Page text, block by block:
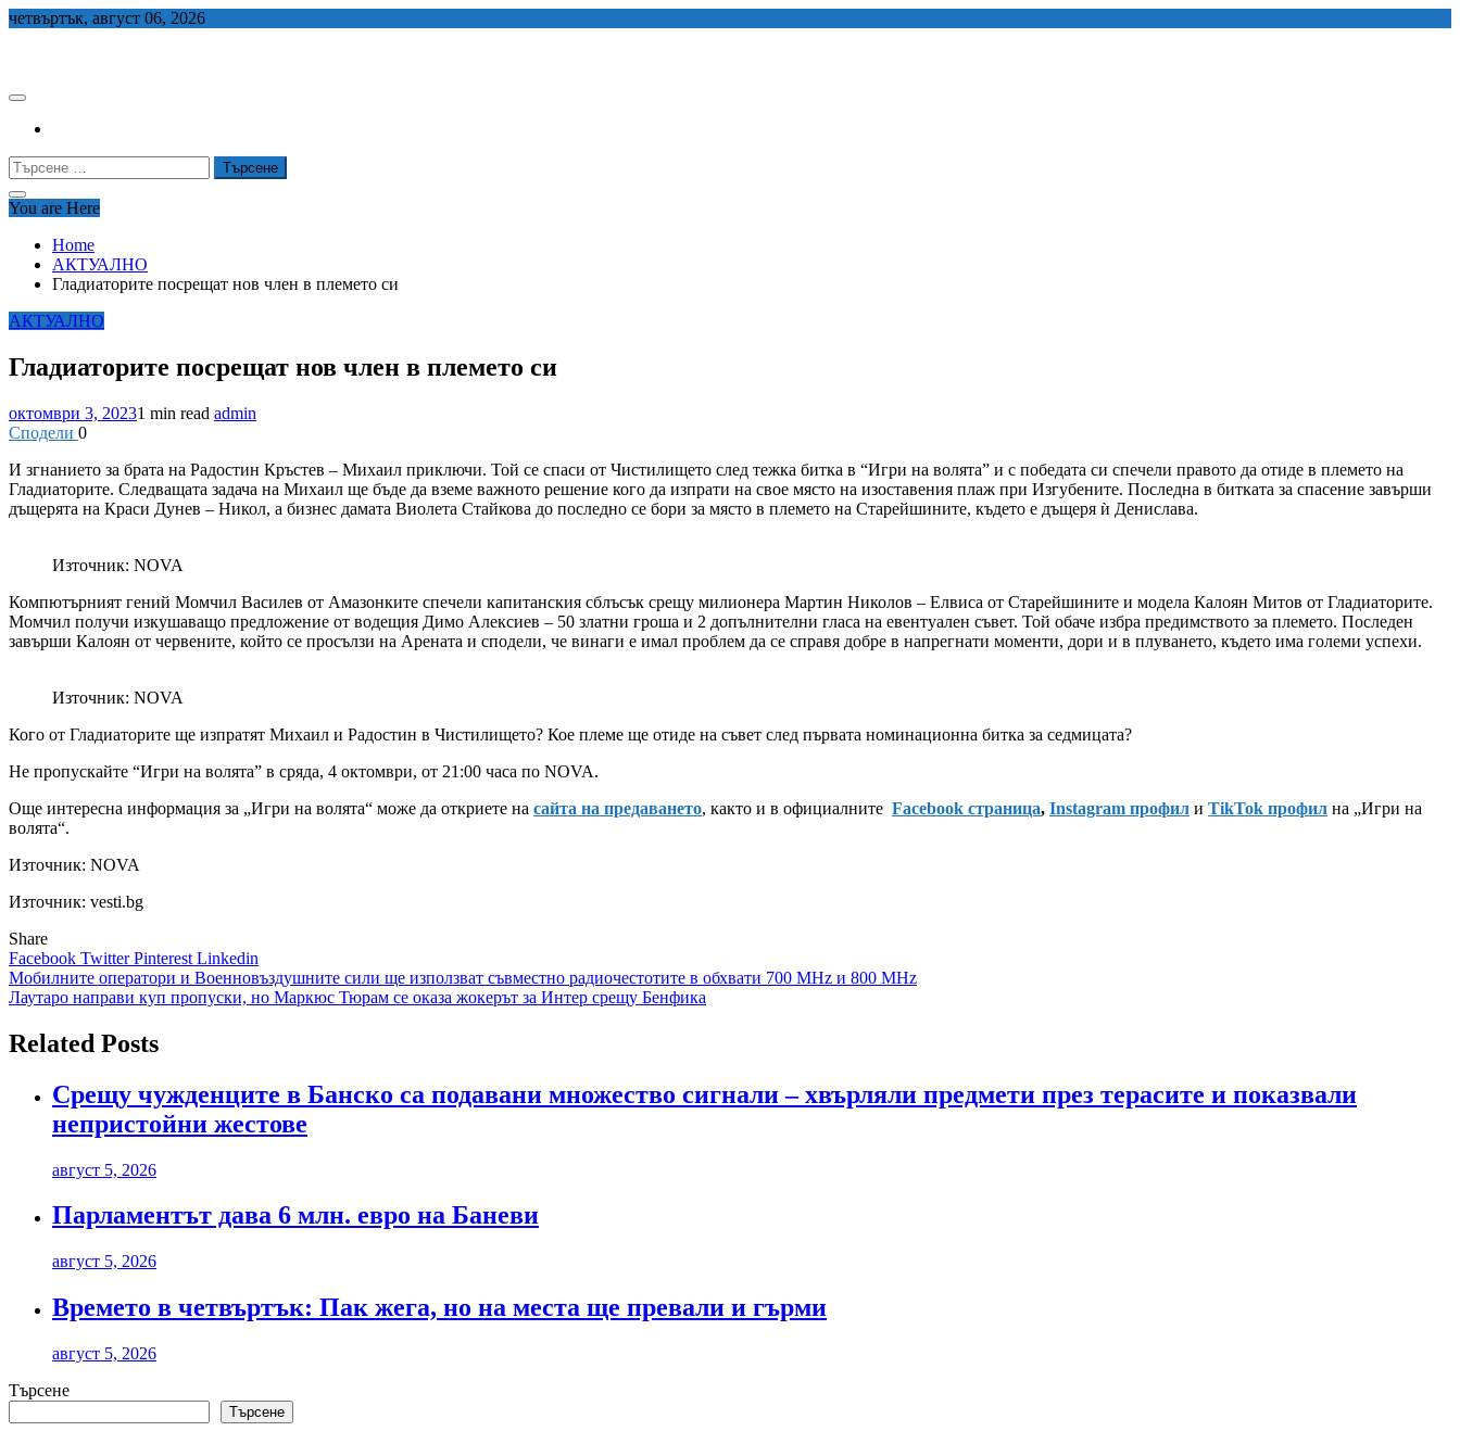
Skip
четвъртък, август 06, 2026
Търсене
за:
You are Here
Home
АКТУАЛНО
Гладиаторите посрещат нов член в племето си
АКТУАЛНО
Гладиаторите посрещат нов член в племето си
октомври 3, 20231 min read admin
Сподели 0
И згнанието за брата на Радостин Кръстев – Михаил приключи. Той се спаси от Чистилището след тежка битка в “Игри на волята” и с победата си спечели правото да отиде в племето на
Гладиаторите. Следващата задача на Михаил ще бъде да вземе важното решение кого да изпрати на свое място на изоставения плаж при Изгубените. Последна в битката за спасение завърши
дъщерята на Краси Дунев – Никол, а бизнес дамата Виолета Стайкова до последно се бори за място в племето на Старейшините, където е дъщеря ѝ Денислава.
Източник: NOVA
Компютърният гений Момчил Василев от Амазонките спечели капитанския сблъсък срещу милионера Мартин Николов – Елвиса от Старейшините и модела Калоян Митов от Гладиаторите.
Момчил получи изкушаващо предложение от водещия Димо Алексиев – 50 златни гроша и 2 допълнителни гласа на евентуален съвет. Той обаче избра предимството за племето. Последен
завърши Калоян от червените, който се просълзи на Арената и сподели, че винаги е имал проблем да се справя добре в напрегнати моменти, дори и в плуването, където има големи успехи.
Източник: NOVA
Кого от Гладиаторите ще изпратят Михаил и Радостин в Чистилището? Кое племе ще отиде на съвет след първата номинационна битка за седмицата?
Не пропускайте “Игри на волята” в сряда, 4 октомври, от 21:00 часа по NOVA.
Още интересна информация за „Игри на волята“ може да откриете на сайта на предаването, както и в официалните Facebook страница, Instagram профил и TikTok профил на „Игри на
волята“.
Източник: NOVA
Източник: vesti.bg
Share
Facebook TwitterPinterest Linkedin
Навигация
Мобилните оператори и Военновъздушните сили ще използват съвместно радиочестотите в обхвати 700 МНz и 800 MHz
Лаутаро направи куп пропуски, но Маркюс Тюрам се оказа жокерът за Интер срещу Бенфика
Related Posts
Срещу чужденците в Банско са подавани множество сигнали – хвърляли предмети през терасите и показвали
непристойни жестове
август 5, 2026
Парламентът дава 6 млн. евро на Баневи
август 5, 2026
Времето в четвъртък: Пак жега, но на места ще превали и гърми
август 5, 2026
Търсене
Търсене